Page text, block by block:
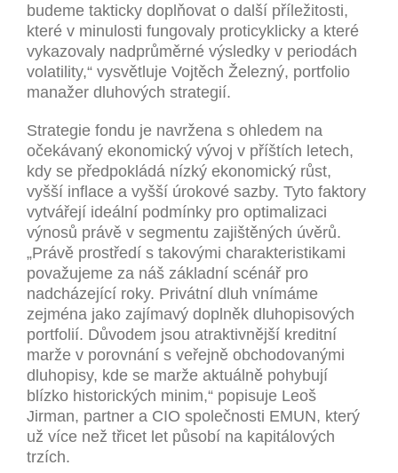
budeme takticky doplňovat o další příležitosti,
které v minulosti fungovaly proticyklicky a které
vykazovaly nadprůměrné výsledky v periodách
volatility,“ vysvětluje Vojtěch Železný, portfolio
manažer dluhových strategií.
Strategie fondu je navržena s ohledem na
očekávaný ekonomický vývoj v příštích letech,
kdy se předpokládá nízký ekonomický růst,
vyšší inflace a vyšší úrokové sazby. Tyto faktory
vytvářejí ideální podmínky pro optimalizaci
výnosů právě v segmentu zajištěných úvěrů.
„Právě prostředí s takovými charakteristikami
považujeme za náš základní scénář pro
nadcházející roky. Privátní dluh vnímáme
zejména jako zajímavý doplněk dluhopisových
portfolií. Důvodem jsou atraktivnější kreditní
marže v porovnání s veřejně obchodovanými
dluhopisy, kde se marže aktuálně pohybují
blízko historických minim,“ popisuje Leoš
Jirman, partner a CIO společnosti EMUN, který
už více než třicet let působí na kapitálových
trzích.